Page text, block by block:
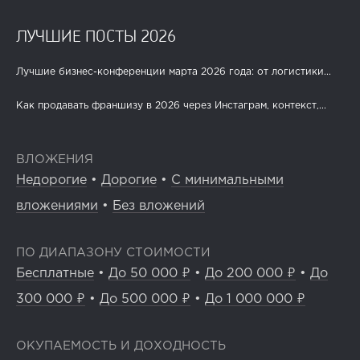
ЛУЧШИЕ ПОСТЫ 2026
Лучшие бизнес-конференции марта 2026 года: от логистики...
Как продавать франшизу в 2026 через Инстаграм, контекст,...
ВЛОЖЕНИЯ
Недорогие • Дорогие • С минимальными
вложениями • Без вложений
ПО ДИАПАЗОНУ СТОИМОСТИ
Бесплатные • До 50 000 ₽ • До 200 000 ₽ • До
300 000 ₽ • До 500 000 ₽ • До 1 000 000 ₽
ОКУПАЕМОСТЬ И ДОХОДНОСТЬ